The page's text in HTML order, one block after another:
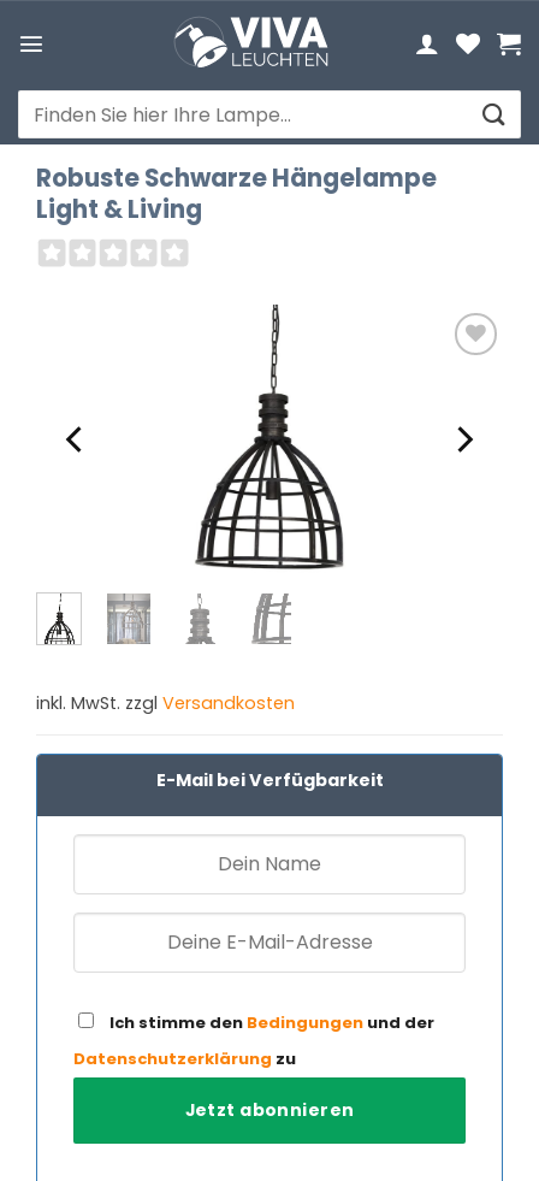
Inhalt
Suchen
nach:
Robuste Schwarze Hängelampe
Light & Living
inkl. MwSt. zzgl Versandkosten
E-Mail bei Verfügbarkeit
Ich stimme den Bedingungen und der
Datenschutzerklärung zu